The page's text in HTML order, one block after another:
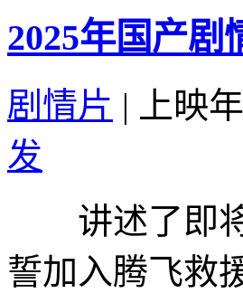
2025年国产
剧情片 | 上映
发
讲述了即将
誓加入腾飞救